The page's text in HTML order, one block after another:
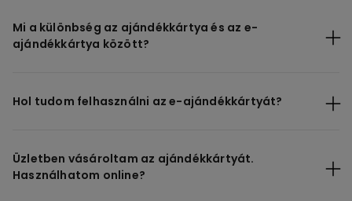
Mi a különbség az ajándékkártya és az e-
ajándékkártya között?
Hol tudom felhasználni az e-ajándékkártyát?
Üzletben vásároltam az ajándékkártyát.
Használhatom online?